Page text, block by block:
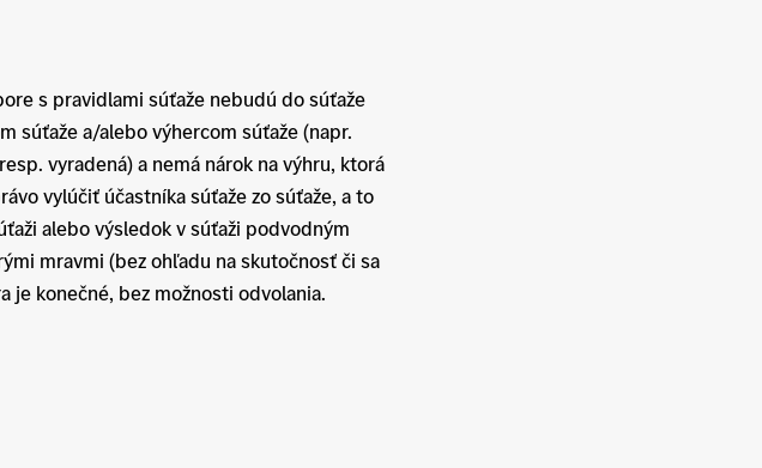
s pravidlami súťaže nebudú do súťaže
súťaže a/alebo výhercom súťaže (napr.
vyradená) a nemá nárok na výhru, ktorá
vylúčiť účastníka súťaže zo súťaže, a to
alebo výsledok v súťaži podvodným
mravmi (bez ohľadu na skutočnosť či sa
je konečné, bez možnosti odvolania.